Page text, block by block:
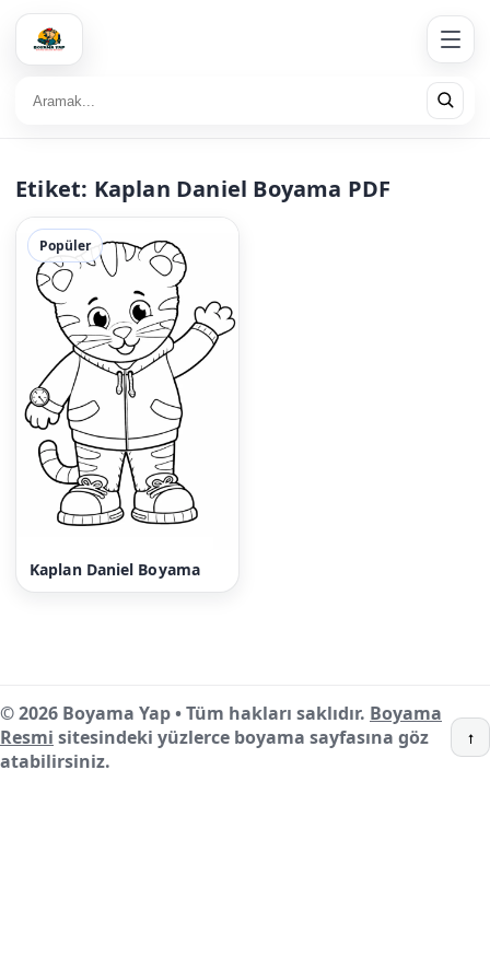
Etiket: Kaplan Daniel Boyama PDF
Popüler
Kaplan Daniel Boyama
© 2026 Boyama Yap • Tüm hakları saklıdır. Boyama
Resmi sitesindeki yüzlerce boyama sayfasına göz
atabilirsiniz.
↑